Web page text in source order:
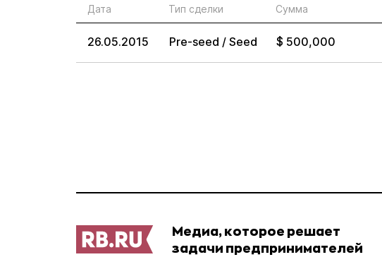
Дата Тип сделки Сумма
26.05.2015 Pre-seed / Seed $ 500,000
Медиа, которое решает
задачи предпринимателей